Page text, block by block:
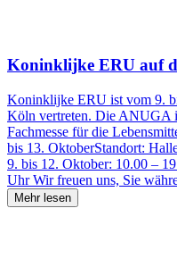
Koninklijke ERU auf
Koninklijke ERU ist vom 9.
Köln vertreten. Die ANUGA
Fachmesse für die
bis 13. OktoberStandort:
9. bis 12. Oktober: 10.00 –
Uhr Wir freuen uns, Sie
Mehr lesen